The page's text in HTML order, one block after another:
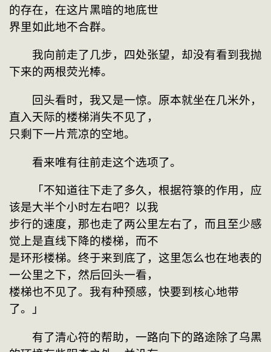
的存在，在这片黑暗的地底世
界里如此地不合群。
我向前走了几步，四处张望，却没有看到我抛
下来的两根荧光棒。
回头看时，我又是一惊。原本就坐在几米外，
直入天际的楼梯消失不见了，
只剩下一片荒凉的空地。
看来唯有往前走这个选项了。
「不知道往下走了多久，根据符箓的作用，应
该是大半个小时左右吧？以我
步行的速度，那也走了两公里左右了，而且至少感
觉上是直线下降的楼梯，而不
是环形楼梯。终于来到底了，这里怎么也在地表的
一公里之下，然后回头一看，
楼梯也不见了。我有种预感，快要到核心地带
了。」
有了清心符的帮助，一路向下的路途除了乌黑